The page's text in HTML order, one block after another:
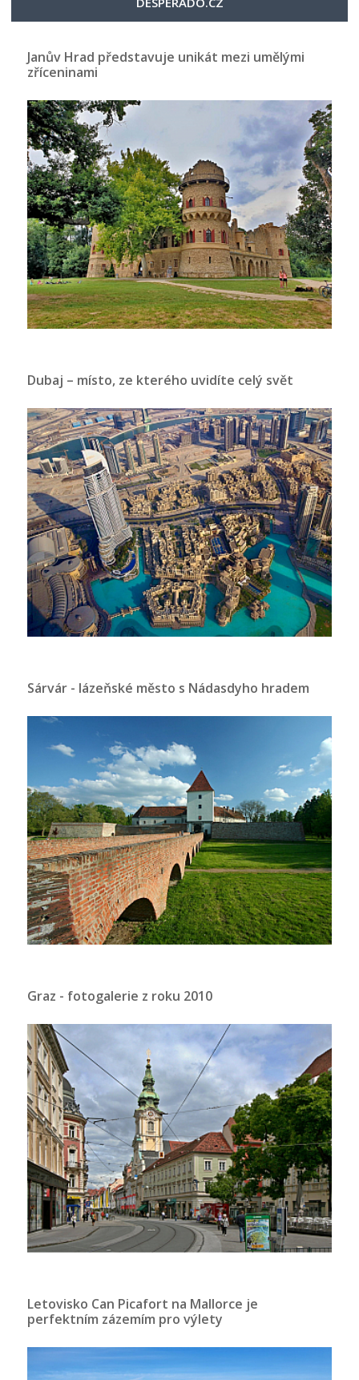
Janův Hrad představuje unikát mezi umělými
zříceninami
Dubaj – místo, ze kterého uvidíte celý svět
Sárvár - lázeňské město s Nádasdyho hradem
Graz - fotogalerie z roku 2010
Letovisko Can Picafort na Mallorce je
perfektním zázemím pro výlety